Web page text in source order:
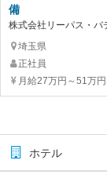
備
株式会社リーパス・バ
埼玉県
正社員
月給27万円～51万円
ホテル